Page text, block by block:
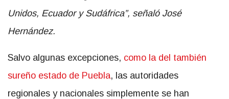
Unidos, Ecuador y Sudáfrica”, señaló José
Hernández.
Salvo algunas excepciones, como la del también
sureño estado de Puebla, las autoridades
regionales y nacionales simplemente se han